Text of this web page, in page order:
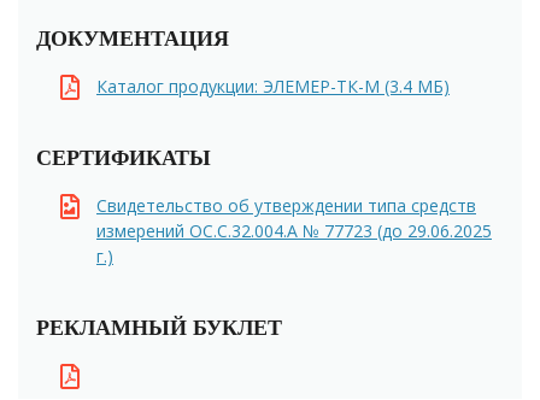
ДОКУМЕНТАЦИЯ
Каталог продукции: ЭЛЕМЕР-ТК-М (3.4 MБ)
СЕРТИФИКАТЫ
Свидетельство об утверждении типа средств
измерений ОС.C.32.004.A № 77723 (до 29.06.2025
г.)
РЕКЛАМНЫЙ БУКЛЕТ